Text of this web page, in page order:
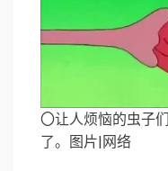
〇让人烦恼的虫子
了。图片|网络